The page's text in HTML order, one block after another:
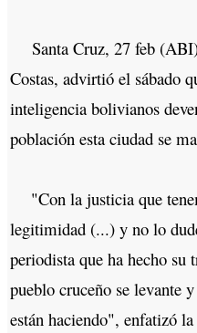
Santa Cruz, 27 feb
Costas, advirtió el sábado
inteligencia bolivianos
población esta ciudad se
"Con la justicia que
legitimidad (...) y no lo
periodista que ha hecho
pueblo cruceño se levante
están haciendo", enfatizó